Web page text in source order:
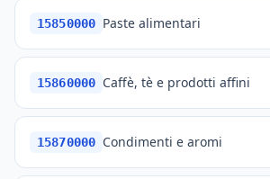
15850000 Paste alimentari
15860000 Caffè, tè e prodotti affini
15870000 Condimenti e aromi